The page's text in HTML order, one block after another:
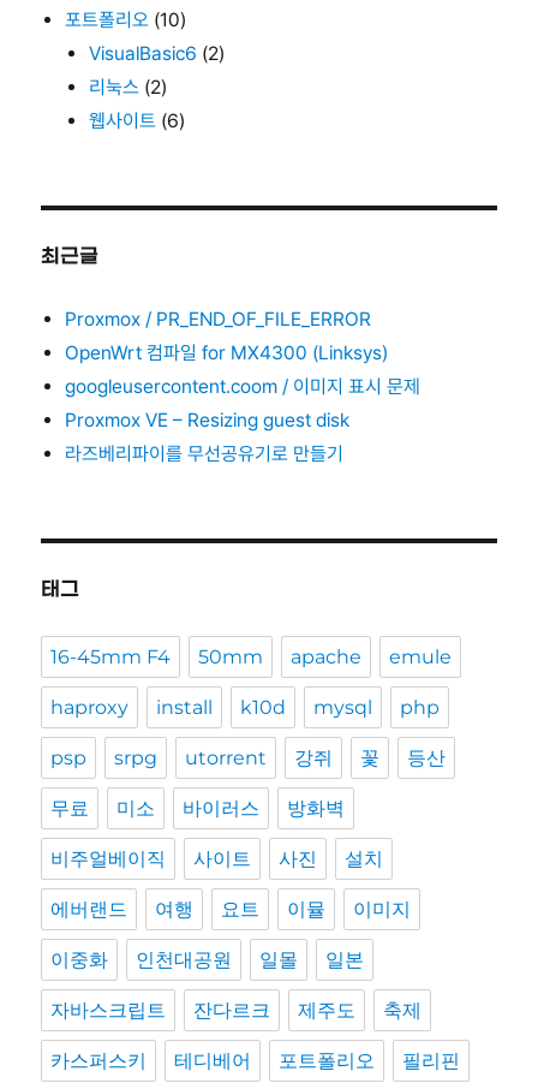
포트폴리오 (10)
VisualBasic6 (2)
리눅스 (2)
웹사이트 (6)
최근글
Proxmox / PR_END_OF_FILE_ERROR
OpenWrt 컴파일 for MX4300 (Linksys)
googleusercontent.coom / 이미지 표시 문제
Proxmox VE – Resizing guest disk
라즈베리파이를 무선공유기로 만들기
태그
16-45mm F4 50mm apache emule
haproxy install k10d mysql php
psp srpg utorrent 강쥐 꽃 등산
무료 미소 바이러스 방화벽
비주얼베이직 사이트 사진 설치
에버랜드 여행 요트 이뮬 이미지
이중화 인천대공원 일몰 일본
자바스크립트 잔다르크 제주도 축제
카스퍼스키 테디베어 포트폴리오 필리핀